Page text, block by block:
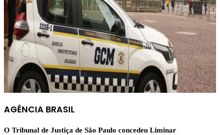
AGÊNCIA BRASIL
O Tribunal de Justiça de São Paulo concedeu Liminar